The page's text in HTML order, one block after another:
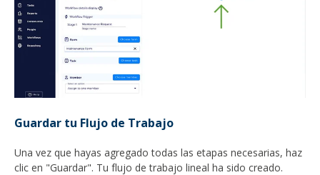
Guardar tu Flujo de Trabajo
Una vez que hayas agregado todas las etapas necesarias, haz
clic en "Guardar". Tu flujo de trabajo lineal ha sido creado.